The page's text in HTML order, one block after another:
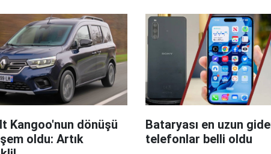
Kangoo'nun dönüşü
oldu: Artık
Bataryası en uzun
telefonlar belli oldu